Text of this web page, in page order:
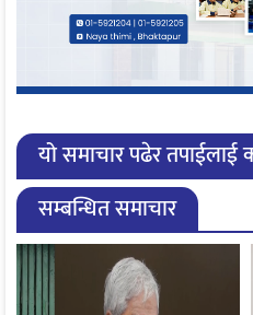
यो समाचार पढेर
सम्बन्धित समाचार